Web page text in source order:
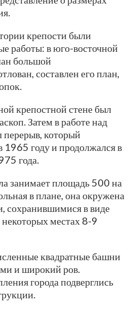
крепости были
работы: в юго-восточной
большой
составлен его план,
крепостной стене был
Затем в работе над
который
1965 году и продолжался в
года.
занимает площадь 500 на
в плане, она окружена
сохранившимися в виде
местах 8-9
квадратные башни
и широкий ров.
города подверглись